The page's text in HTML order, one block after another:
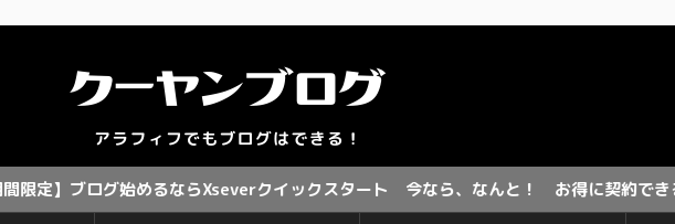
始めるならXseverクイックスタート 今なら、なんと！ お得に契約できるキャンペーン